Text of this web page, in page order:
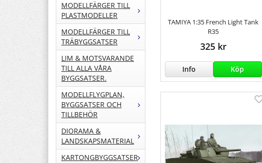
MODELLFÄRGER TILL
PLASTMODELLER
MODELLFÄRGER TILL
TRÄBYGGSATSER
LIM & MOTSVARANDE
TILL ALLA VÅRA
BYGGSATSER.
MODELLFLYGPLAN,
BYGGSATSER OCH
TILLBEHÖR
DIORAMA &
LANDSKAPSMATERIAL
KARTONGBYGGSATSER
TAMIYA 1:35 French Light Tank
R35
325 kr
Info Köp